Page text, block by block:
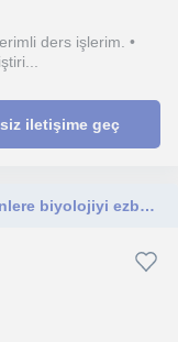
ders işlerim. •
iletişime geç
Lise, üniversite öğrencilerine ve yetişkinlere biyolojiyi ezberletmeden, mantığını kavratarak öğreten ODTÜ Biyoloji mezunundan online özel dersler